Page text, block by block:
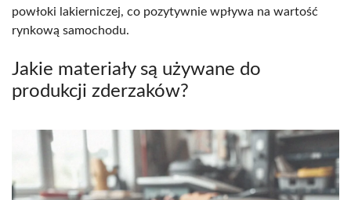
powłoki lakierniczej, co pozytywnie wpływa na wartość
rynkową samochodu.
Jakie materiały są używane do
produkcji zderzaków?